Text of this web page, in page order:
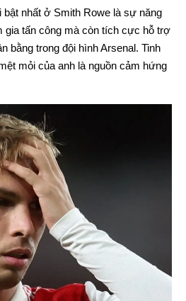
bật nhất ở Smith Rowe là sự năng
gia tấn công mà còn tích cực hỗ trợ
bằng trong đội hình Arsenal. Tinh
mỏi của anh là nguồn cảm hứng